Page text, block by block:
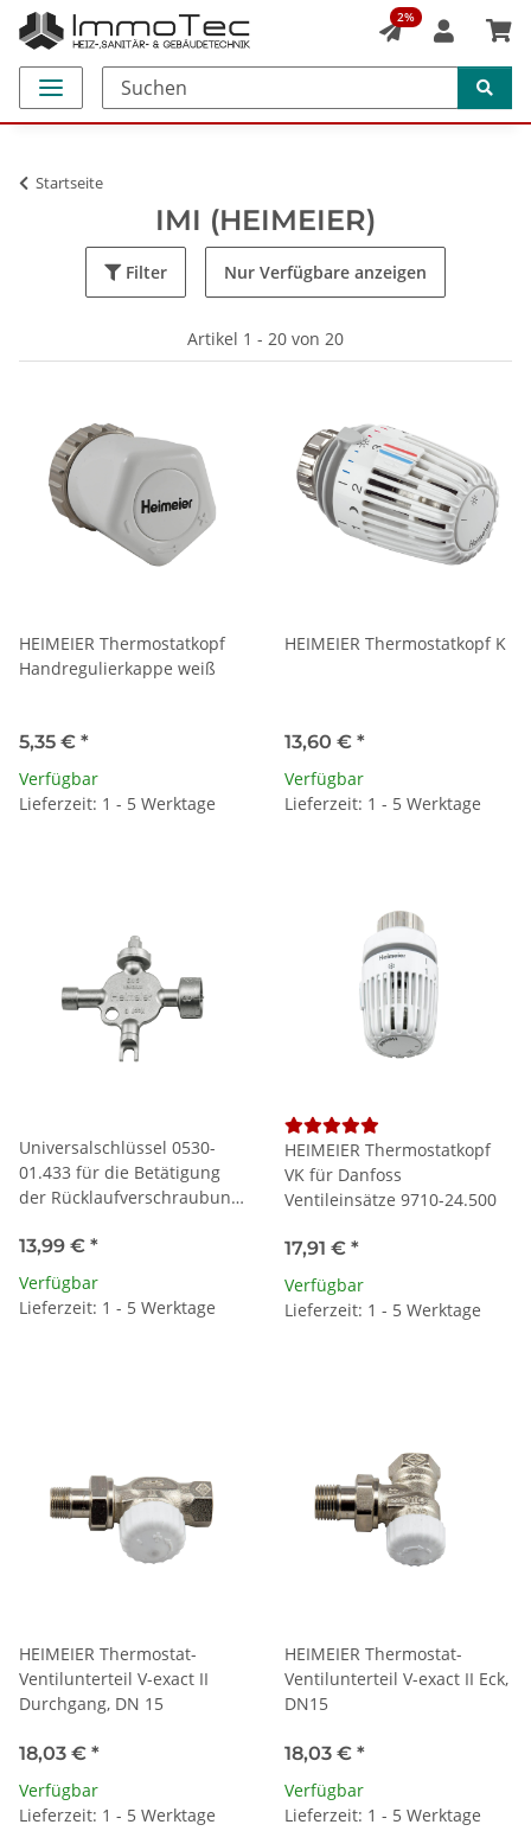
2%
Startseite
IMI (HEIMEIER)
Filter Nur Verfügbare anzeigen
Artikel 1 - 20 von 20
HEIMEIER Thermostatkopf
Handregulierkappe weiß
5,35 € *
Verfügbar
Lieferzeit: 1 - 5 Werktage
HEIMEIER Thermostatkopf K
13,60 € *
Verfügbar
Lieferzeit: 1 - 5 Werktage
Universalschlüssel 0530-
01.433 für die Betätigung
der Rücklaufverschraubung
13,99 € *
Verfügbar
Lieferzeit: 1 - 5 Werktage
HEIMEIER Thermostatkopf
VK für Danfoss
Ventileinsätze 9710-24.500
17,91 € *
Verfügbar
Lieferzeit: 1 - 5 Werktage
HEIMEIER Thermostat-
Ventilunterteil V-exact II
Durchgang, DN 15
18,03 € *
Verfügbar
Lieferzeit: 1 - 5 Werktage
HEIMEIER Thermostat-
Ventilunterteil V-exact II Eck,
DN15
18,03 € *
Verfügbar
Lieferzeit: 1 - 5 Werktage